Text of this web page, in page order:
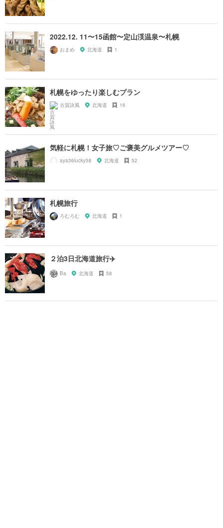
2022.12. 11〜15函館〜定山渓温泉〜札幌
おまめ 北海道 1
札幌をゆったり楽しむプラン
古賀詠風 北海道 16
気軽に札幌！女子旅♡ご褒美グルメツアー♡
aya36lucky58 北海道 52
札幌旅行
ろむろむ 北海道 1
２泊3日北海道旅行✈️
Ba 北海道 58